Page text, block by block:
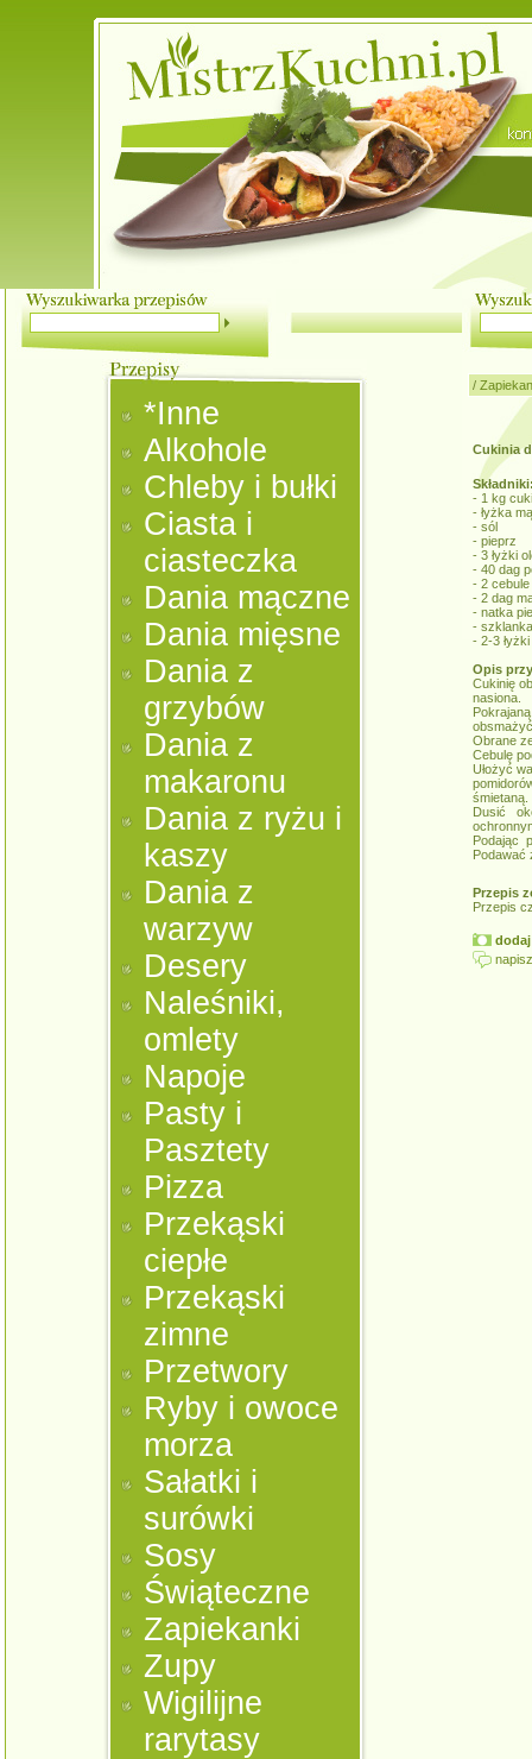
*Inne
Alkohole
Chleby i bułki
Ciasta i
ciasteczka
Dania mączne
Dania mięsne
Dania z
grzybów
Dania z
makaronu
Dania z ryżu i
kaszy
Dania z
warzyw
Desery
Naleśniki,
omlety
Napoje
Pasty i
Pasztety
Pizza
Przekąski
ciepłe
Przekąski
zimne
Przetwory
Ryby i owoce
morza
Sałatki i
surówki
Sosy
Świąteczne
Zapiekanki
Zupy
Wigilijne
rarytasy
/
Cukinia
- 1 kg
- łyżka
- sól
- pieprz
- 3 łyżki
- 40 dag
- 2 cebule
- 2 dag
- natka
-
- 2-3
Opis
Cukinię
nasiona.
Obrane
Cebulę
Ułożyć
śmietaną.
Dusić
Podając
Podawać
Przepis
Przepis